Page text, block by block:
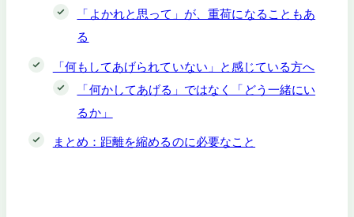
「よかれと思って」が、重荷になることもあ
る
「何もしてあげられていない」と感じている方へ
「何かしてあげる」ではなく「どう一緒にい
るか」
まとめ：距離を縮めるのに必要なこと